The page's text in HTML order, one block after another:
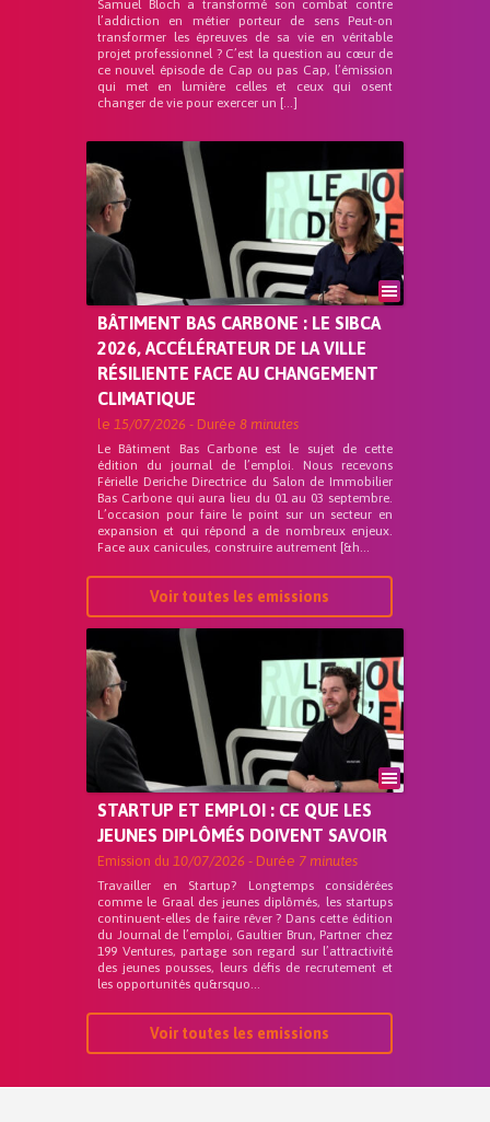
Samuel Bloch a transformé son combat contre
l’addiction en métier porteur de sens Peut-on
transformer les épreuves de sa vie en véritable
projet professionnel ? C’est la question au cœur de
ce nouvel épisode de Cap ou pas Cap, l’émission
qui met en lumière celles et ceux qui osent
changer de vie pour exercer un […]
BÂTIMENT BAS CARBONE : LE SIBCA
2026, ACCÉLÉRATEUR DE LA VILLE
RÉSILIENTE FACE AU CHANGEMENT
CLIMATIQUE
le 15/07/2026 - Durée 8 minutes
Le Bâtiment Bas Carbone est le sujet de cette
édition du journal de l’emploi. Nous recevons
Férielle Deriche Directrice du Salon de Immobilier
Bas Carbone qui aura lieu du 01 au 03 septembre.
L’occasion pour faire le point sur un secteur en
expansion et qui répond a de nombreux enjeux.
Face aux canicules, construire autrement [&h...
Voir toutes les emissions
STARTUP ET EMPLOI : CE QUE LES
JEUNES DIPLÔMÉS DOIVENT SAVOIR
Emission du 10/07/2026 - Durée 7 minutes
Travailler en Startup? Longtemps considérées
comme le Graal des jeunes diplômés, les startups
continuent-elles de faire rêver ? Dans cette édition
du Journal de l’emploi, Gaultier Brun, Partner chez
199 Ventures, partage son regard sur l’attractivité
des jeunes pousses, leurs défis de recrutement et
les opportunités qu&rsquo...
Voir toutes les emissions